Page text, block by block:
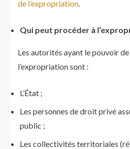
de l’expropriation.
Qui peut procéder à
Les autorités ayant le pouvoir
l’expropriation sont :
L’État ;
Les personnes de droit privé
public ;
Les collectivités territoriales